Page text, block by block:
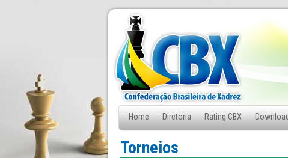
Home Diretoria Rating CBX
Fale Conosco
Torneios